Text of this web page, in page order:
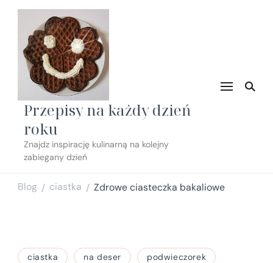
Przepisy na każdy dzień
roku
Znajdz inspirację kulinarną na kolejny
zabiegany dzień
Blog / ciastka / Zdrowe ciasteczka bakaliowe
ciastka na deser podwieczorek